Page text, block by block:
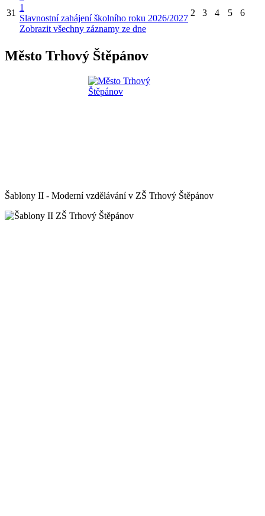
31
1
Slavnostní zahájení školního roku 2026/2027
Zobrazit všechny záznamy ze dne
2 3 4 5 6
Město Trhový Štěpánov
Šablony II - Moderní vzdělávání v ZŠ Trhový Štěpánov